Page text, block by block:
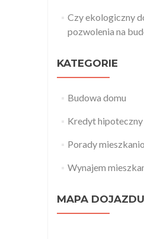
Czy ekologiczny
pozwolenia na
KATEGORIE
Budowa domu
Kredyt hipoteczny
Porady
Wynajem
MAPA DOJAZDU